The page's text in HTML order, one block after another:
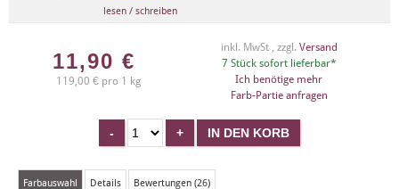
lesen / schreiben
11,90 €
119,00 € pro 1 kg
inkl. MwSt , zzgl. Versand
7 Stück sofort lieferbar*
Ich benötige mehr
Farb-Partie anfragen
Farbauswahl Details Bewertungen (26)